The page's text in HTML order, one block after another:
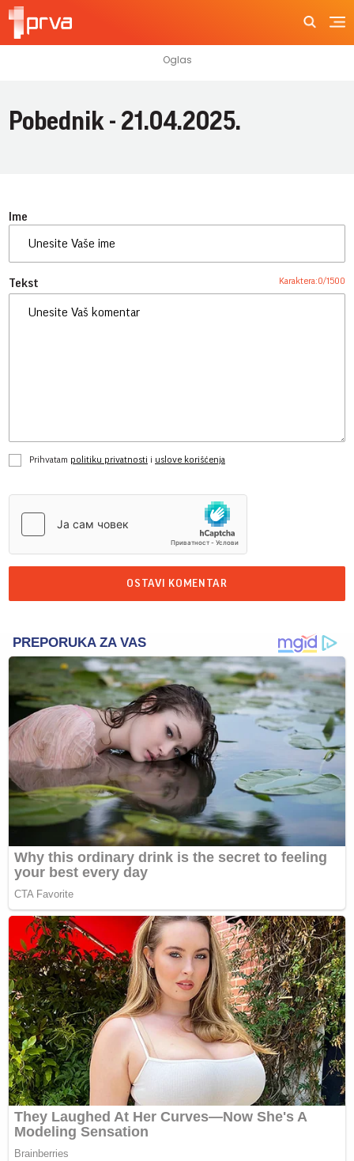
Pobednik - 21.04.2025.
Ime
Tekst Karaktera:0/1500
Prihvatam politiku privatnosti i uslove korišćenja
OSTAVI KOMENTAR